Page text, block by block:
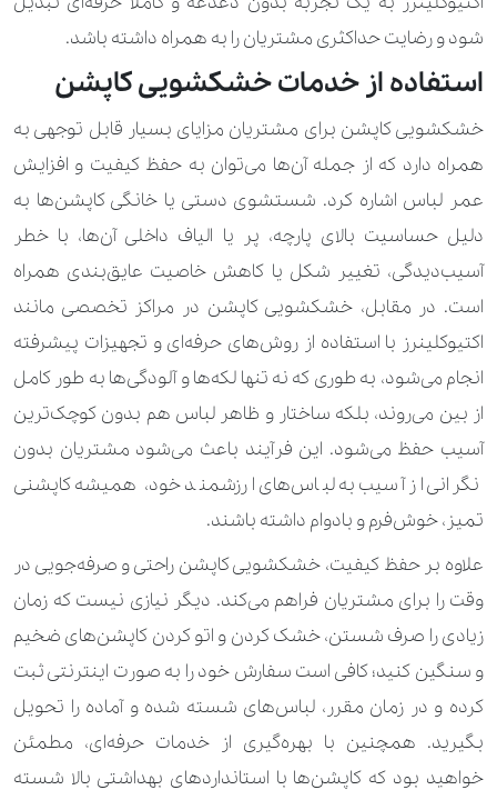
رومیزی بیش از 6 نفر 400.000 تومان 560.000 تومان
رومیزی ترمه کوچک 280.000 تومان 490.000 تومان
رومیزی ترمه متوسط 560.000 تومان 840.000 تومان
رومیزی کوچک 330.000 تومان
رومیزی متوسط 280.000 تومان 420.000 تومان
رویه مبل تک نفره
رویه مبل دو نفره 540.000 تومان
سجاده 170.000 تومان 280.000 تومان
کیسه خواب 1.120.000 تومان
لحاف 700.000 تومان
ملحفه
انواع صندل و اسلیپر 350.000 تومان
شود و رضایت حداکثری مشتریان را به همراه داشته باشد.
استفاده از خدمات خشکشویی کاپشن
خشکشویی کاپشن برای مشتریان مزایای بسیار قابل توجهی به
همراه دارد که از جمله آن‌ها می‌توان به حفظ کیفیت و افزایش
عمر لباس اشاره کرد. شستشوی دستی یا خانگی کاپشن‌ها به
دلیل حساسیت بالای پارچه، پر یا الیاف داخلی آن‌ها، با خطر
آسیب‌دیدگی، تغییر شکل یا کاهش خاصیت عایق‌بندی همراه
است. در مقابل، خشکشویی کاپشن در مراکز تخصصی مانند
اکتیوکلینرز با استفاده از روش‌های حرفه‌ای و تجهیزات پیشرفته
انجام می‌شود، به طوری که نه تنها لکه‌ها و آلودگی‌ها به طور کامل
از بین می‌روند، بلکه ساختار و ظاهر لباس هم بدون کوچک‌ترین
آسیب حفظ می‌شود. این فرآیند باعث می‌شود مشتریان بدون
نگرانی از آسیب به لباس‌های ارزشمند خود، همیشه کاپشنی
تمیز، خوش‌فرم و بادوام داشته باشند.
علاوه بر حفظ کیفیت، خشکشویی کاپشن راحتی و صرفه‌جویی در
وقت را برای مشتریان فراهم می‌کند. دیگر نیازی نیست که زمان
زیادی را صرف شستن، خشک کردن و اتو کردن کاپشن‌های ضخیم
و سنگین کنید؛ کافی است سفارش خود را به صورت اینترنتی ثبت
کرده و در زمان مقرر، لباس‌های شسته شده و آماده را تحویل
بگیرید. همچنین با بهره‌گیری از خدمات حرفه‌ای، مطمئن
خواهید بود که کاپشن‌ها با استانداردهای بهداشتی بالا شسته